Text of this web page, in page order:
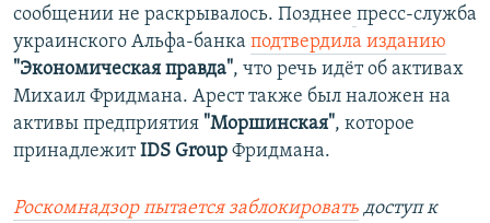
сообщении не раскрывалось. Позднее пресс-служба
украинского Альфа-банка подтвердила изданию
"Экономическая правда", что речь идёт об активах
Михаил Фридмана. Арест также был наложен на
активы предприятия "Моршинская", которое
принадлежитIDS Group Фридмана.
Роскомнадзор пытается заблокировать доступ к